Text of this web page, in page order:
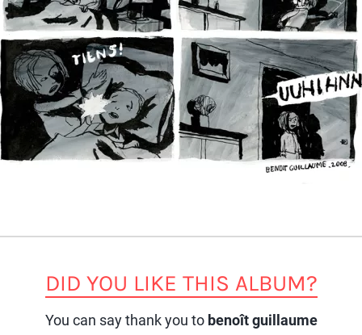
DID YOU LIKE THIS ALBUM?
You can say thank you to benoît guillaume